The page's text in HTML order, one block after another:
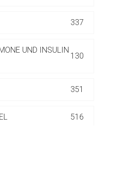
337
UND INSULIN
130
351
516